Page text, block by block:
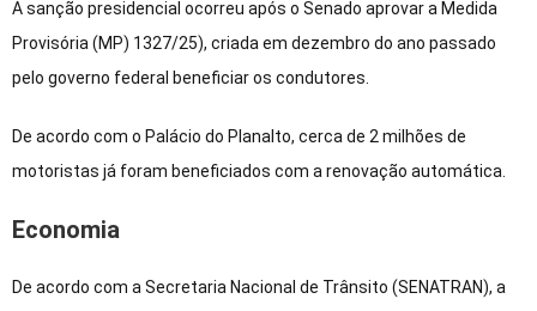
A sanção presidencial ocorreu após o Senado aprovar a Medida
Provisória (MP) 1327/25), criada em dezembro do ano passado
pelo governo federal beneficiar os condutores.
De acordo com o Palácio do Planalto, cerca de 2 milhões de
motoristas já foram beneficiados com a renovação automática.
Economia
De acordo com a Secretaria Nacional de Trânsito (SENATRAN), a